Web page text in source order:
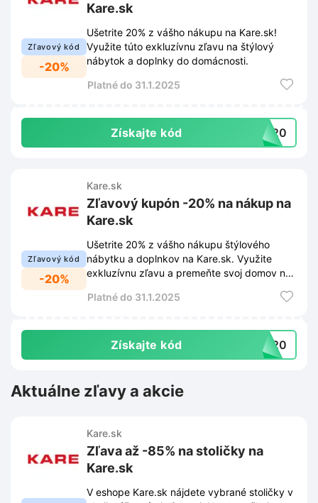
Zľavový kód
-20%
Kare.sk
Ušetrite 20% z vášho nákupu na Kare.sk!
Využite túto exkluzívnu zľavu na štýlový
nábytok a doplnky do domácnosti.
Platné do 31.1.2025
Získajte kód BA20
Zľavový kód
-20%
Kare.sk
Zľavový kupón -20% na nákup na
Kare.sk
Ušetrite 20% z vášho nákupu štýlového
nábytku a doplnkov na Kare.sk. Využite
exkluzívnu zľavu a premeňte svoj domov na
Platné do 31.1.2025
Získajte kód BA20
Aktuálne zľavy a akcie
Kare.sk
Zľava až -85% na stoličky na
Kare.sk
V eshope Kare.sk nájdete vybrané stoličky v